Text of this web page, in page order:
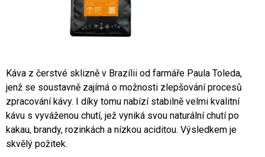
Káva z čerstvé sklizně v Brazílii od farmáře Paula Toleda,
jenž se soustavně zajímá o možnosti zlepšování procesů
zpracování kávy. I díky tomu nabízí stabilně velmi kvalitní
kávu s vyváženou chutí, jež vyniká svou naturální chutí po
kakau, brandy, rozinkách a nízkou aciditou. Výsledkem je
skvělý požitek.